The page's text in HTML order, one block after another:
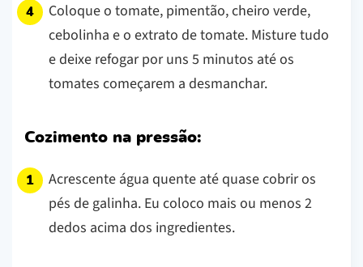
Coloque o tomate, pimentão, cheiro verde,
cebolinha e o extrato de tomate. Misture tudo
e deixe refogar por uns 5 minutos até os
tomates começarem a desmanchar.
Cozimento na pressão:
Acrescente água quente até quase cobrir os
pés de galinha. Eu coloco mais ou menos 2
dedos acima dos ingredientes.